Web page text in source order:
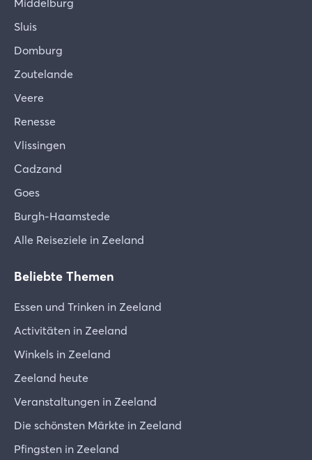
Middelburg
Sluis
Domburg
Zoutelande
Veere
Renesse
Vlissingen
Cadzand
Goes
Burgh-Haamstede
Alle Reiseziele in Zeeland
Beliebte Themen
Essen und Trinken in Zeeland
Activitäten in Zeeland
Winkels in Zeeland
Zeeland heute
Veranstaltungen in Zeeland
Die schönsten Märkte in Zeeland
Pfingsten in Zeeland